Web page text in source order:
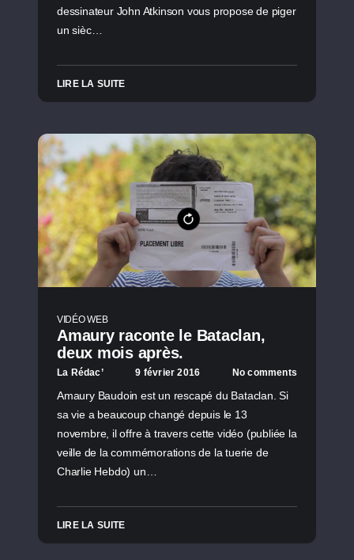
dessinateur John Atkinson vous propose de piger
un sièc…
LIRE LA SUITE
VIDÉO WEB
Amaury raconte le Bataclan,
deux mois après.
La Rédac’ 9 février 2016 No comments
Amaury Baudoin est un rescapé du Bataclan. Si
sa vie a beaucoup changé depuis le 13
novembre, il offre à travers cette vidéo (publiée la
veille de la commémorations de la tuerie de
Charlie Hebdo) un…
LIRE LA SUITE